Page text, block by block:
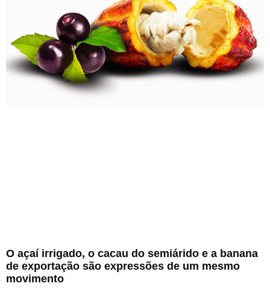
O açaí irrigado, o cacau do semiárido e a banana
de exportação são expressões de um mesmo
movimento